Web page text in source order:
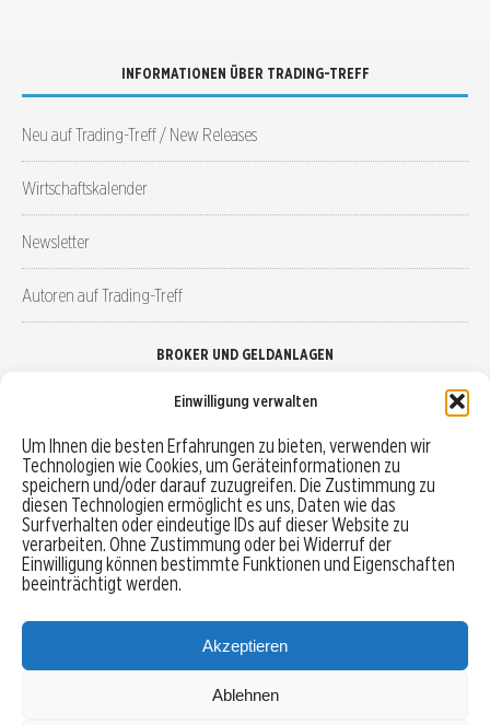
Einwilligung verwalten
Um Ihnen die besten Erfahrungen zu bieten, verwenden wir
Technologien wie Cookies, um Geräteinformationen zu
speichern und/oder darauf zuzugreifen. Die Zustimmung zu
diesen Technologien ermöglicht es uns, Daten wie das
Surfverhalten oder eindeutige IDs auf dieser Website zu
verarbeiten. Ohne Zustimmung oder bei Widerruf der
Einwilligung können bestimmte Funktionen und Eigenschaften
beeinträchtigt werden.
Akzeptieren
Ablehnen
INFORMATIONEN ÜBER TRADING-TREFF
Neu auf Trading-Treff / New Releases
Wirtschaftskalender
Newsletter
Autoren auf Trading-Treff
BROKER UND GELDANLAGEN
Robo-Advisor vergleichen
Depotvergleich
Festgeld vergleichen
Tagesgeld vergleichen